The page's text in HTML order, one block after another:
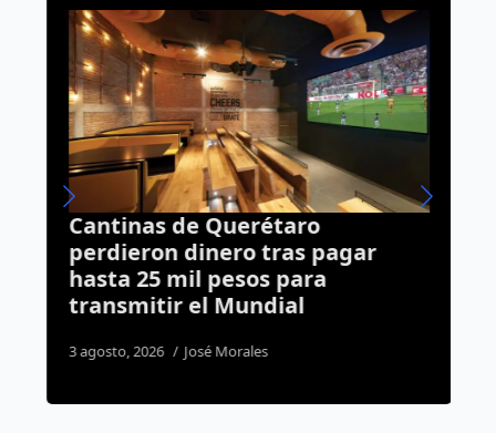
Cantinas de Querétaro
perdieron dinero tras pagar
hasta 25 mil pesos para
transmitir el Mundial
3 agosto, 2026 José Morales